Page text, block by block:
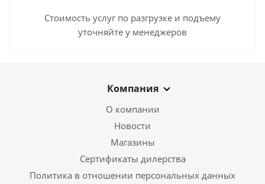
Стоимость услуг по разгрузке и подъему
уточняйте у менеджеров
Компания
О компании
Новости
Магазины
Сертификаты дилерства
Политика в отношении персональных данных